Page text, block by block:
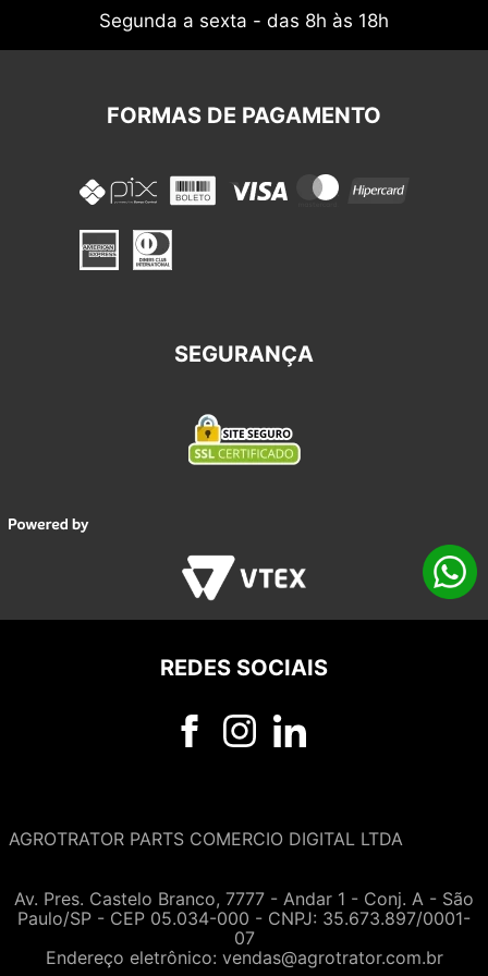
Segunda a sexta - das 8h às 18h
FORMAS DE PAGAMENTO
SEGURANÇA
REDES SOCIAIS
AGROTRATOR PARTS COMERCIO DIGITAL LTDA
Av. Pres. Castelo Branco, 7777 - Andar 1 - Conj. A - São
Paulo/SP - CEP 05.034-000 - CNPJ: 35.673.897/0001-
07
Endereço eletrônico: vendas@agrotrator.com.br